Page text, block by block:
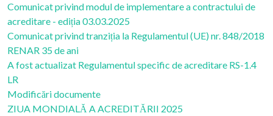
Comunicat privind modul de implementare a contractului de
acreditare - ediția 03.03.2025
Comunicat privind tranziția la Regulamentul (UE) nr. 848/2018
RENAR 35 de ani
A fost actualizat Regulamentul specific de acreditare RS-1.4
LR
Modificări documente
ZIUA MONDIALĂ A ACREDITĂRII 2025